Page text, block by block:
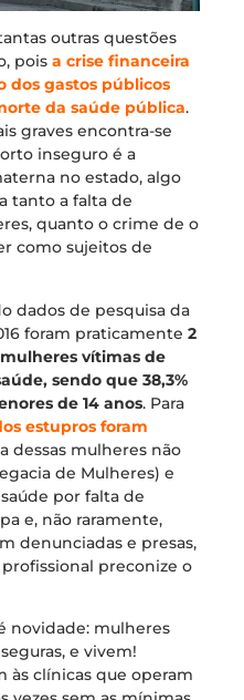
outras questões
pois a crise financeira
dos gastos públicos
da saúde pública.
graves encontra-se
inseguro é a
no estado, algo
tanto a falta de
quanto o crime de o
como sujeitos de
dados de pesquisa da
foram praticamente 2
vítimas de
sendo que 38,3%
de 14 anos. Para
estupros foram
dessas mulheres não
de Mulheres) e
por falta de
e, não raramente,
denunciadas e presas,
preconize o
novidade: mulheres
e vivem!
às clínicas que operam